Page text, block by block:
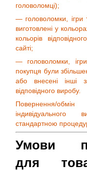
головоломці);
— головоломки, ігри
виготовлені у
кольорів
сайті;
— головоломки,
покупця були
або внесені інші
відповідного виробу.
Повернення/
індивідуального
стандартною
Умови
для